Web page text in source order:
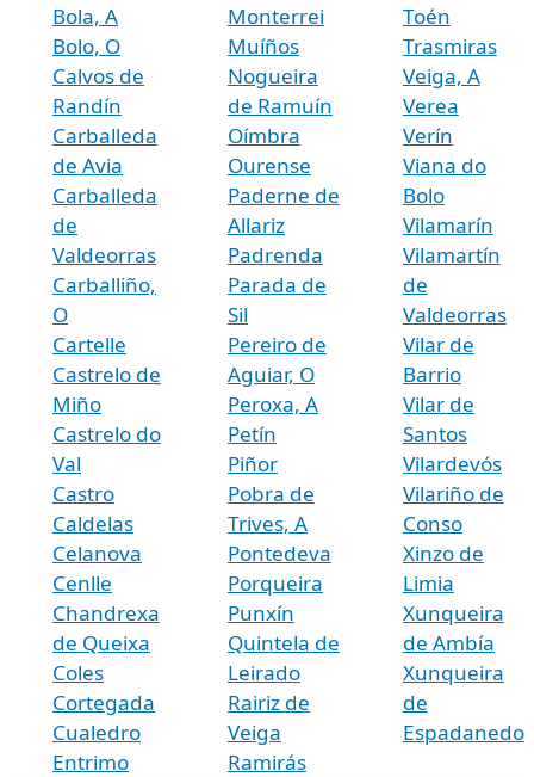
Bola, A
Bolo, O
Calvos de
Randín
Carballeda
de Avia
Carballeda
de
Valdeorras
Carballiño,
O
Cartelle
Castrelo de
Miño
Castrelo do
Val
Castro
Caldelas
Celanova
Cenlle
Chandrexa
de Queixa
Coles
Cortegada
Cualedro
Entrimo
Monterrei
Muíños
Nogueira
de Ramuín
Oímbra
Ourense
Paderne de
Allariz
Padrenda
Parada de
Sil
Pereiro de
Aguiar, O
Peroxa, A
Petín
Piñor
Pobra de
Trives, A
Pontedeva
Porqueira
Punxín
Quintela de
Leirado
Rairiz de
Veiga
Ramirás
Toén
Trasmiras
Veiga, A
Verea
Verín
Viana do
Bolo
Vilamarín
Vilamartín
de
Valdeorras
Vilar de
Barrio
Vilar de
Santos
Vilardevós
Vilariño de
Conso
Xinzo de
Limia
Xunqueira
de Ambía
Xunqueira
de
Espadanedo